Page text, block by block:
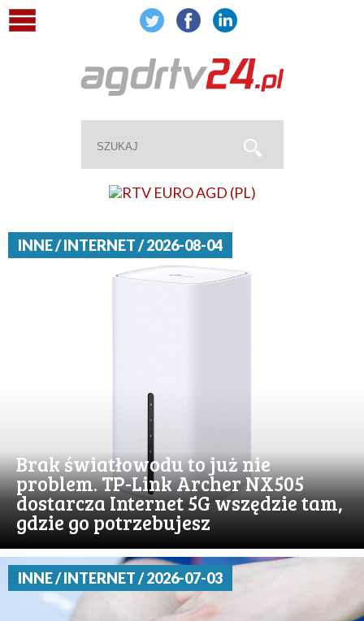
INNE / INTERNET / 2026-08-04
Brak światłowodu to już nie
problem. TP-Link Archer NX505
dostarcza Internet 5G wszędzie tam,
gdzie go potrzebujesz
INNE / INTERNET / 2026-07-03